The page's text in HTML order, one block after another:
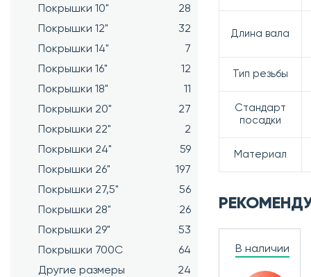
Покрышки 10"
28
Покрышки 12"
32
Покрышки 14"
7
Покрышки 16"
12
Покрышки 18"
11
Покрышки 20"
27
Покрышки 22"
2
Покрышки 24"
59
Покрышки 26"
197
Покрышки 27,5"
56
Покрышки 28"
26
Покрышки 29"
53
Покрышки 700C
64
Другие размеры
24
Длина вала
Тип резьбы
Стандарт
посадки
Материал
В наличии